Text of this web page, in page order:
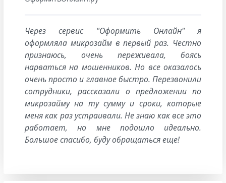
Через сервис "Оформить Онлайн" я
оформляла микрозайм в первый раз. Честно
признаюсь, очень переживала, боясь
нарваться на мошенников. Но все оказалось
очень просто и главное быстро. Перезвонили
сотрудники, рассказали о предложении по
микрозайму на ту сумму и сроки, которые
меня как раз устраивали. Не знаю как все это
работает, но мне подошло идеально.
Большое спасибо, буду обращаться еще!